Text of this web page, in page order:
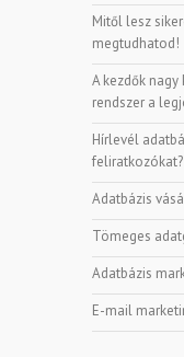
Mitől lesz
megtudhatod!
A kezdők
rendszer a
Hírlevél
feliratkozókat?
Adatbázis
Tömeges
Adatbázis
E-mail